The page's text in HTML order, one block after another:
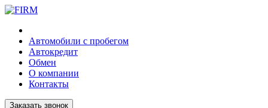
Автомобили с пробегом
Автокредит
Обмен
О компании
Контакты
Заказать звонок